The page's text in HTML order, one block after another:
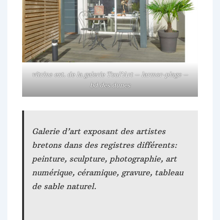
vitrine ext. de la galerie Toul’Art – larmor-plage –
bd des dunes
Galerie d’art exposant des artistes
bretons dans des registres différents:
peinture, sculpture, photographie, art
numérique, céramique, gravure, tableau
de sable naturel.